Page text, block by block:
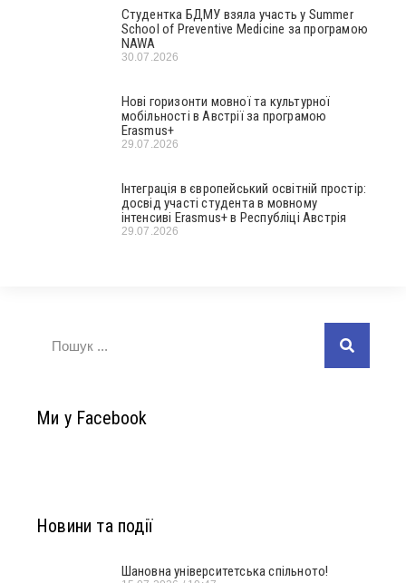
Студентка БДМУ взяла участь у Summer
School of Preventive Medicine за програмою
NAWA
30.07.2026
Нові горизонти мовної та культурної
мобільності в Австрії за програмою
Erasmus+
29.07.2026
Інтеграція в європейський освітній простір:
досвід участі студента в мовному
інтенсиві Erasmus+ в Республіці Австрія
29.07.2026
Ми у Facebook
Новини та події
Шановна університетська спільното!